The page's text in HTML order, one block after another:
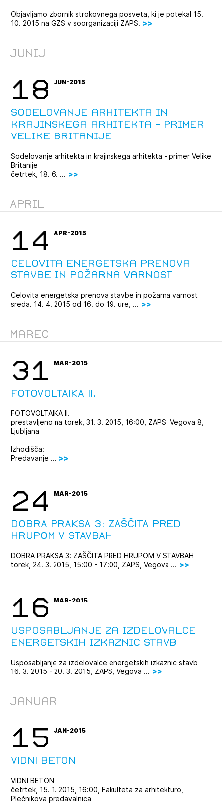
Izbrana vsebina je namenjena le ZAPS
registriranim uporabnikom. Da lahko do nje
PRIJAVITE SE REGISTRIRAJTE SE
REGISTRIRAJTE SE
Objavljamo zbornik strokovnega posveta, ki je potekal 15.
10. 2015 na GZS v soorganizaciji ZAPS.
Junij
18 JUN-2015
Sodelovanje arhitekta in
krajinskega arhitekta - primer
Velike Britanije
Sodelovanje arhitekta in krajinskega arhitekta - primer Velike
Britanije
četrtek, 18. 6. ...
April
14 APR-2015
Celovita energetska prenova
stavbe in požarna varnost
Celovita energetska prenova stavbe in požarna varnost
sreda. 14. 4. 2015 od 16. do 19. ure, ...
Marec
31 MAR-2015
FOTOVOLTAIKA II.
FOTOVOLTAIKA II.
prestavljeno na torek, 31. 3. 2015, 16:00, ZAPS, Vegova 8,
Ljubljana
Izhodišča:
Predavanje ...
24 MAR-2015
DOBRA PRAKSA 3: ZAŠČITA PRED
HRUPOM V STAVBAH
DOBRA PRAKSA 3: ZAŠČITA PRED HRUPOM V STAVBAH
torek, 24. 3. 2015, 15:00 - 17:00, ZAPS, Vegova ...
16 MAR-2015
Usposabljanje za izdelovalce
energetskih izkaznic stavb
Usposabljanje za izdelovalce energetskih izkaznic stavb
16. 3. 2015 - 20. 3. 2015, ZAPS, Vegova ...
Januar
15 JAN-2015
VIDNI BETON
VIDNI BETON
četrtek, 15. 1. 2015, 16:00, Fakulteta za arhitekturo,
Plečnikova predavalnica
Tedenski novičnik javnih naročil
NAPREJ